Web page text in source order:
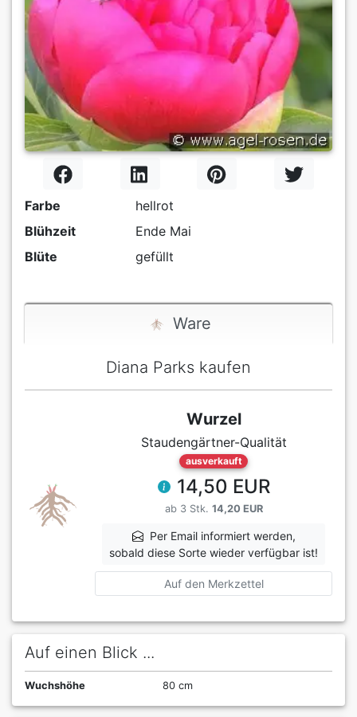
Farbe
hellrot
Blühzeit
Ende Mai
Blüte
gefüllt
Ware
Diana Parks kaufen
Wurzel
Staudengärtner-Qualität
ausverkauft
14,50 EUR
ab 3 Stk. 14,20 EUR
Per Email informiert werden,
sobald diese Sorte wieder verfügbar ist!
Auf den Merkzettel
Auf einen Blick ...
Wuchshöhe 80 cm